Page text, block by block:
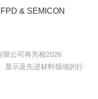
& SEMICON
限公司将亮相2026
显示及先进材料领域的行